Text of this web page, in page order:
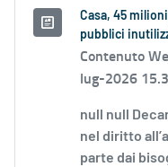
Casa, 45
pubblici
Contenuto
lug-2026
null null
nel diritto
parte dai